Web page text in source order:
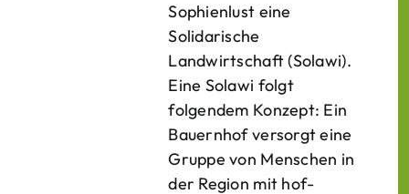
Sophienlust eine
Solidarische
Landwirtschaft (Solawi).
Eine Solawi folgt
folgendem Konzept: Ein
Bauern­hof versorgt eine
Gruppe von Menschen in
der Region mit hof­